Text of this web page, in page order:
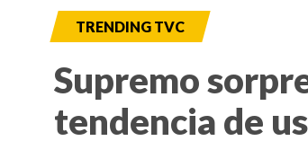
TRENDING TVC
Supremo
tendencia de